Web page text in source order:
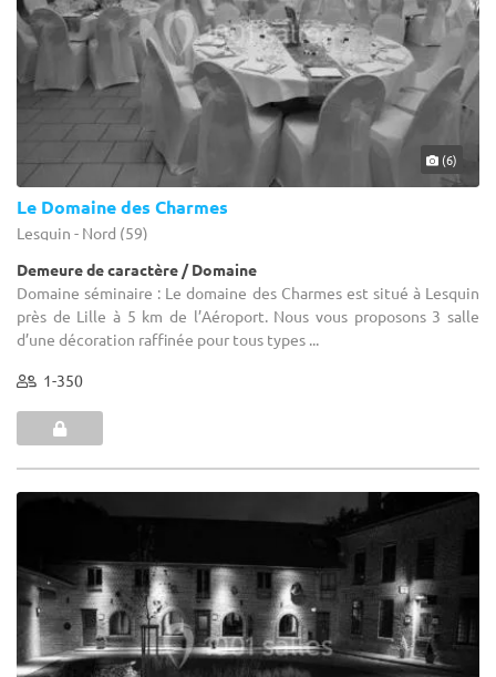
(6)
Le Domaine des Charmes
Lesquin - Nord (59)
Demeure de caractère / Domaine
Domaine séminaire : Le domaine des Charmes est situé à Lesquin
près de Lille à 5 km de l’Aéroport. Nous vous proposons 3 salle
d’une décoration raffinée pour tous types ...
1-350